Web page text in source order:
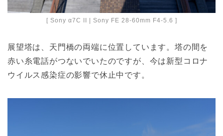
[ Sony α7C II | Sony FE 28-60mm F4-5.6 ]
展望塔は、天門橋の両端に位置しています。塔の間を
赤い糸電話がつないでいたのですが、今は新型コロナ
ウイルス感染症の影響で休止中です。